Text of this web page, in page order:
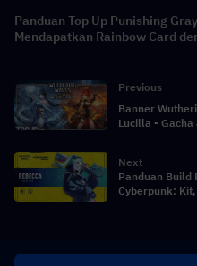
Panduan Top Up Punishing
Mendapatkan Rainbow Card
Previous
Banner
Lucilla - Gacha
Next
Panduan Build
Cyberpunk: